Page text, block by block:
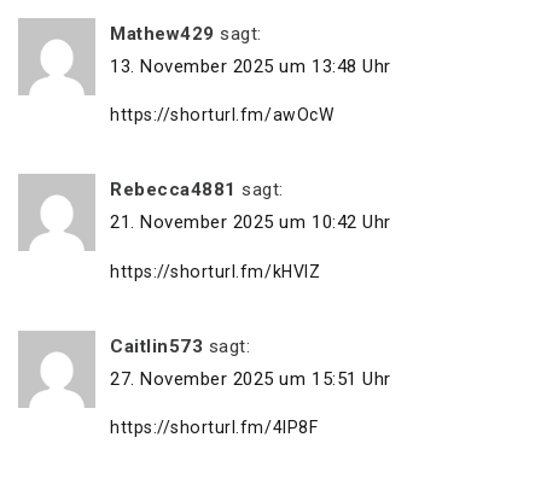
Mathew429 sagt:
13. November 2025 um 13:48 Uhr
https://shorturl.fm/awOcW
Rebecca4881 sagt:
21. November 2025 um 10:42 Uhr
https://shorturl.fm/kHVlZ
Caitlin573 sagt:
27. November 2025 um 15:51 Uhr
https://shorturl.fm/4IP8F